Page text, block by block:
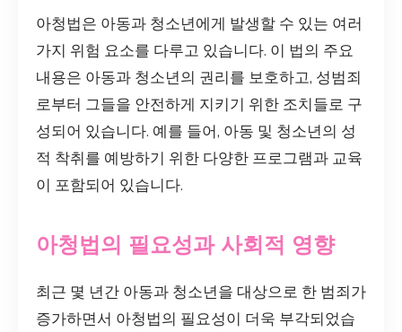
아청법은 아동과 청소년에게 발생할 수 있는 여러
가지 위험 요소를 다루고 있습니다. 이 법의 주요
내용은 아동과 청소년의 권리를 보호하고, 성범죄
로부터 그들을 안전하게 지키기 위한 조치들로 구
성되어 있습니다. 예를 들어, 아동 및 청소년의 성
적 착취를 예방하기 위한 다양한 프로그램과 교육
이 포함되어 있습니다.
아청법의 필요성과 사회적 영향
최근 몇 년간 아동과 청소년을 대상으로 한 범죄가
증가하면서 아청법의 필요성이 더욱 부각되었습